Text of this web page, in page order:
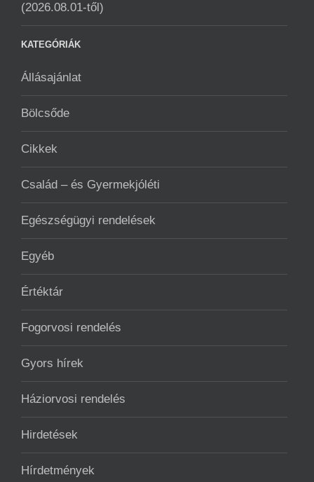
(2026.08.01-től)
KATEGÓRIÁK
Állásajánlat
Bölcsőde
Cikkek
Család – és Gyermekjóléti
Egészségügyi rendelések
Egyéb
Értéktár
Fogorvosi rendelés
Gyors hírek
Háziorvosi rendelés
Hirdetések
Hírdetmények